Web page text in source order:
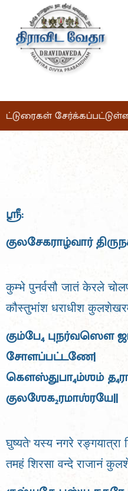
ஸ்ரீ:
குலசேகராழ்வார்
कुम्भे पुनर्वसौ जातं केरले
कौस्तुभांश धराधीश
கும்பே4புநர்வஸௌ
சோளப்பட்டணே|
கௌஸ்துபா4ம்ஶம் த4
குலஶேக2ரமாஶ்ரயே||
घुष्यते' यस्य नगरे रङ्गयात्रा
तमहं शिरसा वन्दे राजानं